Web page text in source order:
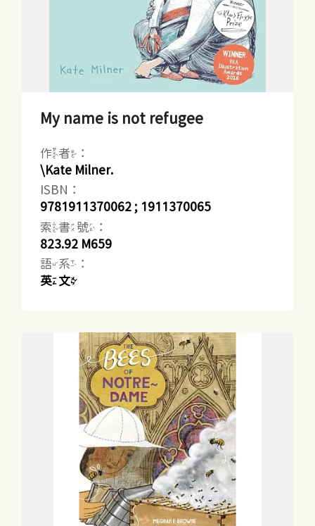
My name is not refugee
作者：
\Kate Milner.
ISBN：
9781911370062 ; 1911370065
索書號：
823.92 M659
語系：
英文